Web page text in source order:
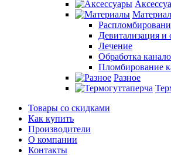
Девитализация и
Лечение
Обработка
Пломбирование
Разное
Товары со скидками
Как купить
Производители
О компании
Контакты